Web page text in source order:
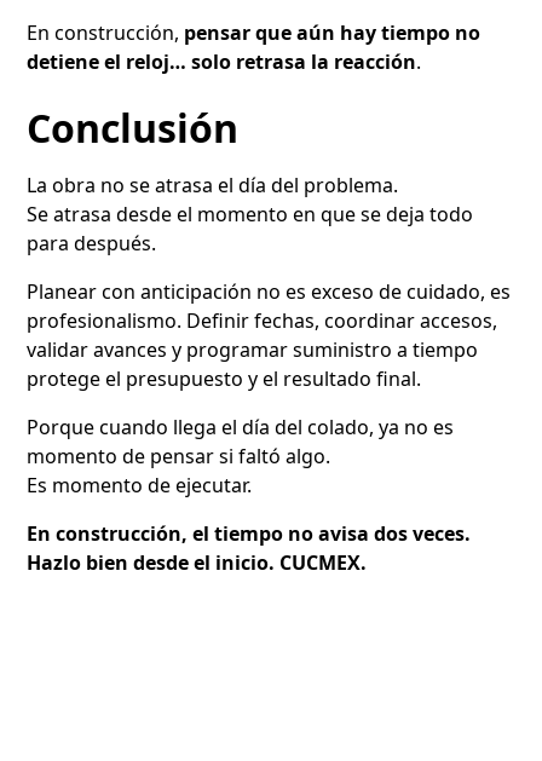
En construcción, pensar que aún hay tiempo no
detiene el reloj… solo retrasa la reacción.
Conclusión
La obra no se atrasa el día del problema.
Se atrasa desde el momento en que se deja todo
para después.
Planear con anticipación no es exceso de cuidado, es
profesionalismo. Definir fechas, coordinar accesos,
validar avances y programar suministro a tiempo
protege el presupuesto y el resultado final.
Porque cuando llega el día del colado, ya no es
momento de pensar si faltó algo.
Es momento de ejecutar.
En construcción, el tiempo no avisa dos veces.
Hazlo bien desde el inicio. CUCMEX.